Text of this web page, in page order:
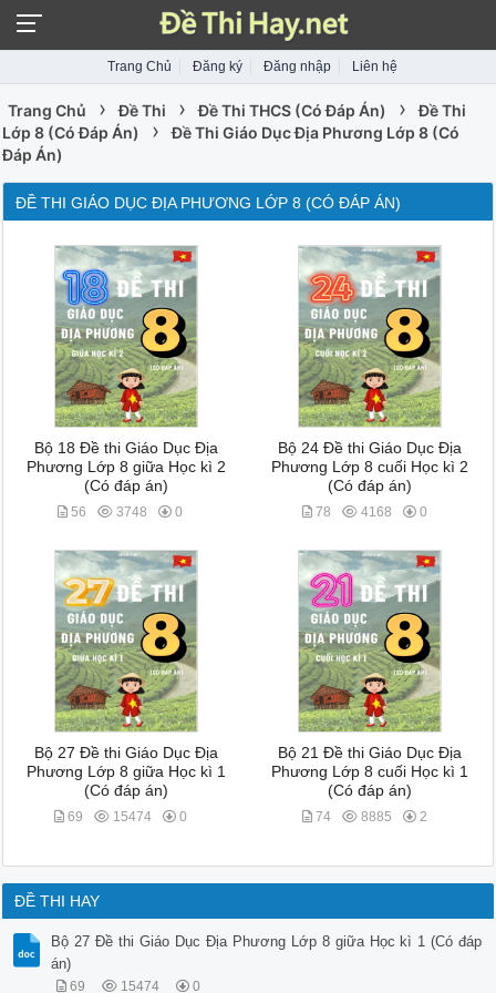
Trang Chủ Đăng ký Đăng nhập Liên hệ
Trang Chủ › Đề Thi › Đề Thi THCS (Có Đáp Án) ›
Đề Thi
Lớp 8 (Có Đáp Án)
›
Đề Thi Giáo Dục Địa Phương Lớp 8 (Có
Đáp Án)
ĐỀ THI GIÁO DỤC ĐỊA PHƯƠNG LỚP 8 (CÓ ĐÁP ÁN)
Bộ 18 Đề thi Giáo Dục Địa
Phương Lớp 8 giữa Học kì 2
(Có đáp án)
56 3748 0
Bộ 24 Đề thi Giáo Dục Địa
Phương Lớp 8 cuối Học kì 2
(Có đáp án)
78 4168 0
Bộ 27 Đề thi Giáo Dục Địa
Phương Lớp 8 giữa Học kì 1
(Có đáp án)
69 15474 0
Bộ 21 Đề thi Giáo Dục Địa
Phương Lớp 8 cuối Học kì 1
(Có đáp án)
74 8885 2
ĐỀ THI HAY
Bộ 27 Đề thi Giáo Dục Địa Phương Lớp 8 giữa Học kì 1 (Có đáp
án)
69 15474 0